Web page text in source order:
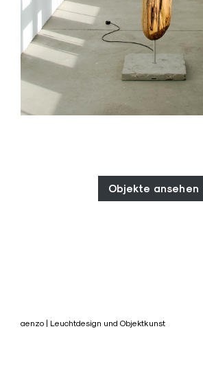
Objekte ansehen
aenzo | Leuchtdesign und Objektkunst